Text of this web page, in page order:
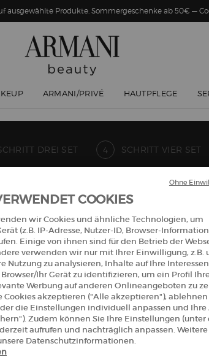
ausgewählte Produkte. Sommergeschenke ab 50€ —
ARMANI/PRIVÉ HAUTPFLEGE
DREI SET SCHRITT VIER SET
samples and a travel bag on your $150 purchase.
COOKIES
wir Cookies und ähnliche Technologien, um
(z.B. IP-Adresse, Nutzer-ID, Browser-
Einige von ihnen sind für den Betrieb der
verwenden wir nur mit Ihrer Einwilligung, z.B.
Nutzung zu analysieren, Inhalte auf Ihre Interessen
Ihr Gerät zu identifizieren, um ein Profil
Werbung auf anderen Onlineangeboten zu
akzeptieren ("Alle akzeptieren"), ablehnen
die Einstellungen individuell anpassen und Ihre
Zudem können Sie Ihre Einstellungen (unter
aufrufen und nachträglich anpassen. Weitere
Datenschutzinformationen.
Ohne